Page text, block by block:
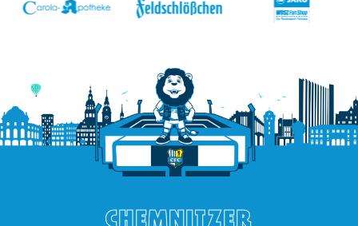
CHEMNITZER